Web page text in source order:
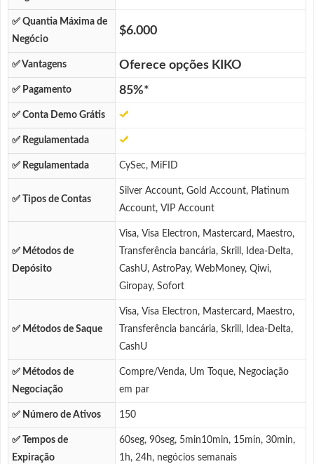
✅ Quantia Máxima de
Negócio
$6.000
✅ Vantagens Oferece opções KIKO
✅ Pagamento 85%*
✅ Conta Demo Grátis
✅ Regulamentada
✅ Regulamentada CySec, MiFID
✅ Tipos de Contas
Silver Account, Gold Account, Platinum
Account, VIP Account
✅ Métodos de
Depósito
Visa, Visa Electron, Mastercard, Maestro,
Transferência bancária, Skrill, Idea-Delta,
CashU, AstroPay, WebMoney, Qiwi,
Giropay, Sofort
✅ Métodos de Saque
Visa, Visa Electron, Mastercard, Maestro,
Transferência bancária, Skrill, Idea-Delta,
CashU
✅ Métodos de
Negociação
Compre/Venda, Um Toque, Negociação
em par
✅ Número de Ativos 150
✅ Tempos de
Expiração
60seg, 90seg, 5min10min, 15min, 30min,
1h, 24h, negócios semanais